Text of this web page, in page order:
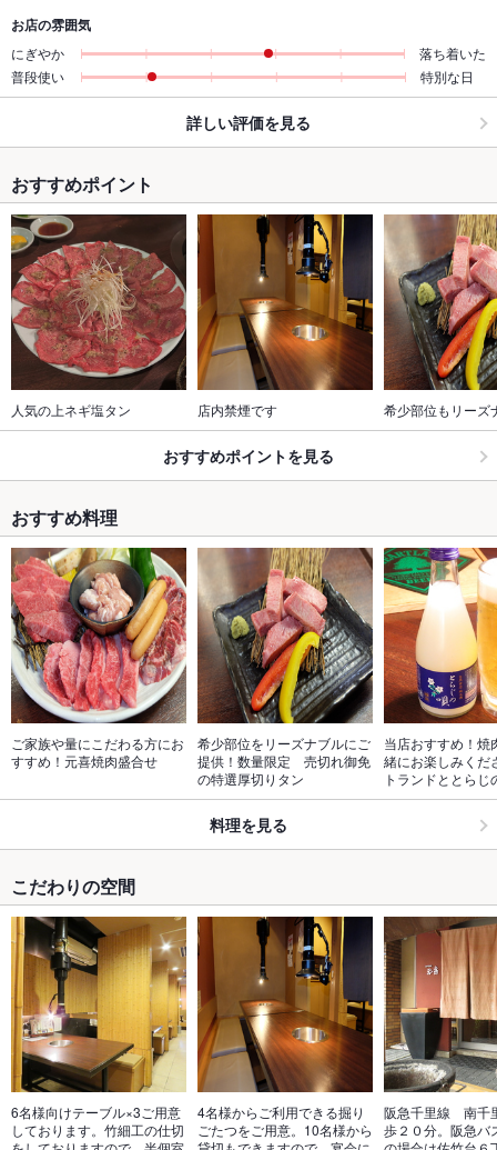
お店の雰囲気
にぎやか
落ち着いた
普段使い
特別な日
詳しい評価を見る
おすすめポイント
人気の上ネギ塩タン 店内禁煙です 希少部位もリーズ
おすすめポイントを見る
おすすめ料理
ご家族や量にこだわる方にお
すすめ！元喜焼肉盛合せ
希少部位をリーズナブルにご
提供！数量限定　売切れ御免
の特選厚切りタン
当店おすすめ！焼
緒にお楽しみくだ
トランドととらじ
料理を見る
こだわりの空間
6名様向けテーブル×3ご用意
しております。竹細工の仕切
4名様からご利用できる掘り
ごたつをご用意。10名様から
阪急千里線　南千
歩２０分。阪急バ